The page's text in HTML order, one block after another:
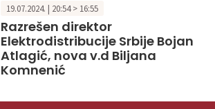
19.07.2024. | 20:54 > 16:55
Razrešen direktor
Elektrodistribucije Srbije Bojan
Atlagić, nova v.d Biljana
Komnenić